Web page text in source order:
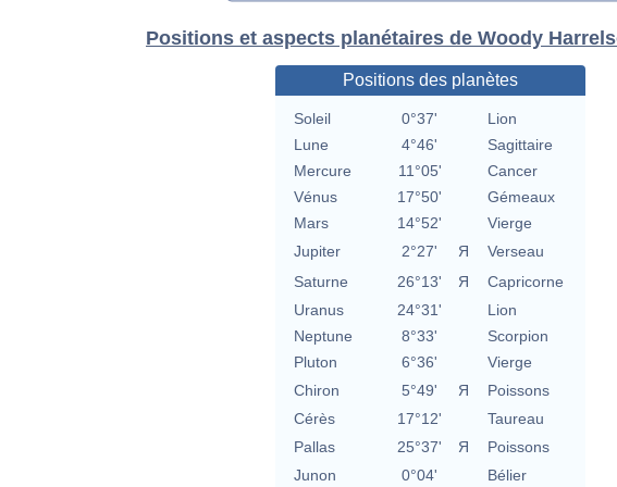
Positions et aspects planétaires de Woody
Positions des planètes
Soleil 0°37'
Lion
Lune
4°46'
Sagittaire
Mercure
11°05'
Cancer
Vénus
17°50'
Gémeaux
Mars
14°52'
Vierge
Jupiter
2°27' Я
Verseau
Saturne
26°13' Я
Capricorne
Uranus
24°31'
Lion
Neptune
8°33'
Scorpion
Pluton
6°36'
Vierge
Chiron
5°49' Я
Poissons
Cérès
17°12'
Taureau
Pallas
25°37' Я
Poissons
Junon
0°04' Bélier